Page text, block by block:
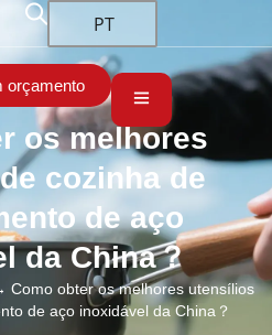
PT
orçamento
os melhores
cozinha de
de aço
da China？
obter os melhores utensílios
de aço inoxidável da China？